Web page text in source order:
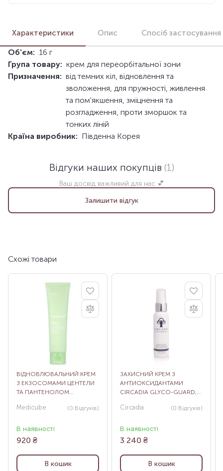
Характеристики Опис Спосіб застосування
Об'єм: 16 г
Група товару: крем для переорбітальної зони
Призначення: від темних кіл, відновлення та
зволоження, для пружності, живлення
та пом'якшення, зміцнення та
розгладження, проти зморшок та
тонких ліній
Країна виробник: Південна Корея
Відгуки наших покупців (1)
Ваш досвід важливий для нас 💕
Залишити відгук
Схожі товари
ВІДНОВЛЮВАЛЬНИЙ КРЕМ
З ЕКЗОСОМАМИ ЦЕНТЕЛИ
ТА ПАНТЕНОЛОМ
CREAM, 50 МЛ
Medicube (0 Відгуків)
В наявності
920 ₴
В кошик
ЗАХИСНИЙ КРЕМ З
АНТИОКСИДАНТАМИ
CIRCADIA GLYCO-GUARD,
Circadia (0 Відгуків)
В наявності
3 240 ₴
В кошик